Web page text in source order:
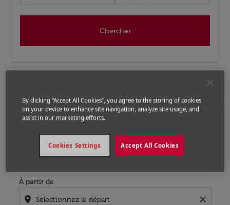
Chercher
Accueil Vols Vols pour Jordanie
Vols de Malaga a
Amman
Prochains Vols de Malaga vers
Amman
À partir de
location_on close
Aucun tarif trouvé pour les options populaires
By clicking “Accept All Cookies”, you agree to the storing of cookies
on your device to enhance site navigation, analyze site usage, and
assist in our marketing efforts.
Accept All Cookies
Cookies Settings